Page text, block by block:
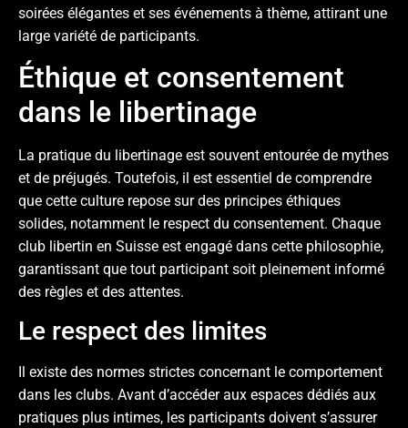
soirées élégantes et ses événements à thème, attirant une
large variété de participants.
Éthique et consentement
dans le libertinage
La pratique du libertinage est souvent entourée de mythes
et de préjugés. Toutefois, il est essentiel de comprendre
que cette culture repose sur des principes éthiques
solides, notamment le respect du consentement. Chaque
club libertin en Suisse est engagé dans cette philosophie,
garantissant que tout participant soit pleinement informé
des règles et des attentes.
Le respect des limites
Il existe des normes strictes concernant le comportement
dans les clubs. Avant d’accéder aux espaces dédiés aux
pratiques plus intimes, les participants doivent s’assurer